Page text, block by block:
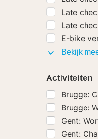
Late
Late
E-bike
Bekijk
Activiteiten
Brugge:
Brugge:
Gent:
Gent: